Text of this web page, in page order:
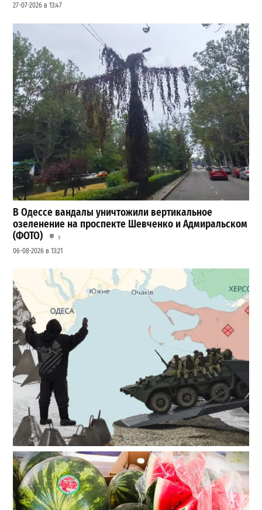
27-07-2026 в 13:47
В Одессе вандалы уничтожили вертикальное
озеленение на проспекте Шевченко и Адмиральском
(ФОТО)
3
06-08-2026 в 13:21
Полковник ВСУ рассказал, выдержит ли Одесса
новое наступление
27-07-2026 в 11:19
ВИБОР РЕДАКЦИИ